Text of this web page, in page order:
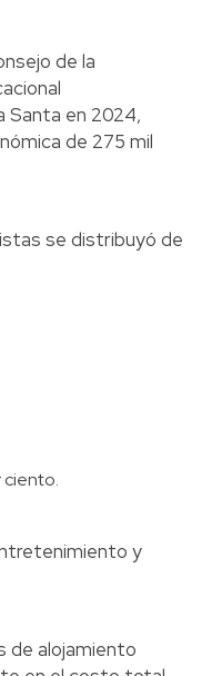
de la
Santa en 2024,
de 275 mil
se distribuyó de
ciento.
y
de alojamiento